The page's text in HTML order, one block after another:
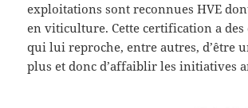
exploitations sont reconnues HVE
en viticulture. Cette certification a des
qui lui reproche, entre autres, d’être
plus et donc d’affaiblir les initiatives